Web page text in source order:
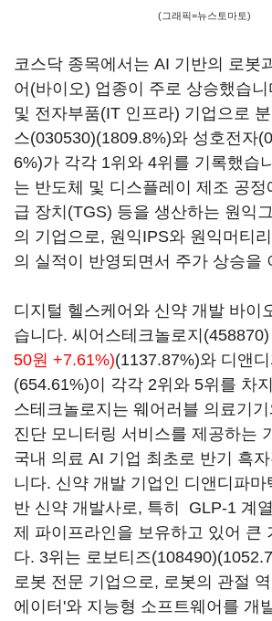
(그래픽=뉴스토마토)
코스닥 종목에서는 AI 기반의 로봇
어(바이오) 업종이 주로 상승했습니
및 전자부품(IT 인프라) 기업으로
스(030530)(1809.8%)와 성호전자
6%)가 각각 1위와 4위를 기록했습
는 반도체 및 디스플레이 제조 공
급 장치(TGS) 등을 생산하는 원익
의 기업으로, 원익IPS와 원익머티
의 실적이 반영되면서 주가 상승을
디지털 헬스케어와 신약 개발 바이
습니다. 씨어스테크놀로지(458870)
50원 +7.61%)(1137.87%)와 디앤
(654.61%)이 각각 2위와 5위를 차
스테크놀로지는 웨어러블 의료기
진단 모니터링 서비스를 제공하는
국내 의료 AI 기업 최초로 반기 흑
니다. 신약 개발 기업인 디앤디파마
반 신약 개발사로, 특히 GLP-1 계
제 파이프라인을 보유하고 있어 큰
다. 3위는 로보티즈(108490)
로봇 전문 기업으로, 로봇의 관절
에이터'와 지능형 소프트웨어를 개